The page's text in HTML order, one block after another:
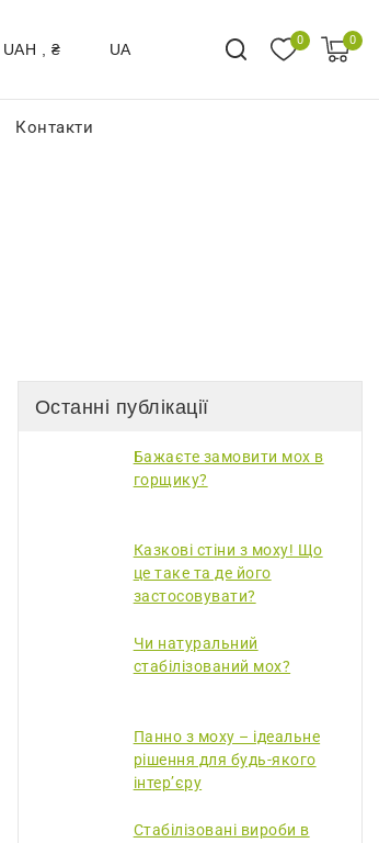
UAH , ₴ UA 0 0
Контакти
Останні публікації
Бажаєте замовити мох в
горщику?
Казкові стіни з моху! Що
це таке та де його
застосовувати?
Чи натуральний
стабілізований мох?
Панно з моху – ідеальне
рішення для будь-якого
інтер’єру
Стабілізовані вироби в